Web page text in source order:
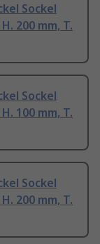
Sockel
200 mm, T.
Sockel
100 mm, T.
Sockel
200 mm, T.